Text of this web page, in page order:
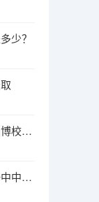
少？
山东药品食品职业学院淄博校区怎么样
汉南二中分数线（汉南一中中考录取分数线）